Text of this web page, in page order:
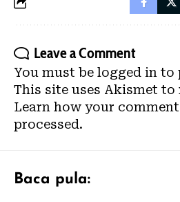
Leave a Comment
You must be logged in to
This site uses Akismet to
Learn how your
processed.
Baca pula: